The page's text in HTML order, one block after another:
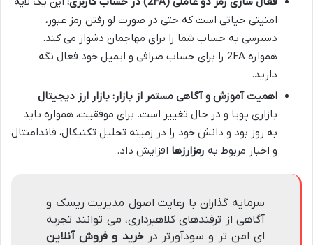
امنیتی حیاتی است که حتی در صورت لو رفتن رمز عبور،
دسترسی به حساب شما را برای مهاجمان دشوار می کند.
همواره 2FA را برای حساب صرافی و ایمیل خود فعال نگه
دارید.
اهمیت آموزش و آگاهی مستمر از بازار: بازار ارز دیجیتال
بازاری پویا و در حال تغییر است. برای موفقیت، همواره باید
به روز بود و دانش خود را در زمینه تحلیل تکنیکال، فاندامنتال
و اخبار مربوط به رمزارزها افزایش داد.
سرمایه گذاران با رعایت اصول مدیریت ریسک و
آگاهی از ترفندهای کلاهبرداری، می توانند تجربه
ای امن تر و سودآورتر درخرید و فروش آنلاین